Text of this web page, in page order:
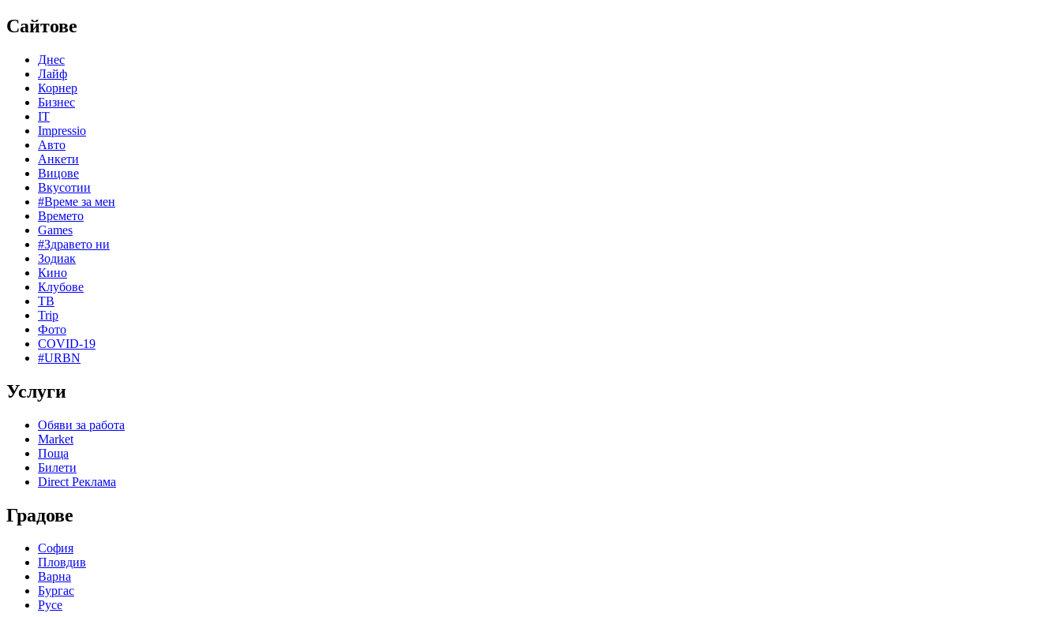
Сайтове
Днес
Лайф
Корнер
Бизнес
IT
Impressio
Авто
Анкети
Вицове
Вкусотии
#Време за мен
Времето
Games
#Здравето ни
Зодиак
Кино
Клубове
ТВ
Trip
Фото
COVID-19
#URBN
Услуги
Обяви за работа
Market
Поща
Билети
Direct Реклама
Градове
София
Пловдив
Варна
Бургас
Русе